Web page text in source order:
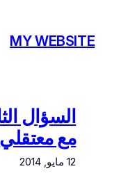
المحتوى
MY WEBSITE
السؤال
مع
12 مايو, 2014